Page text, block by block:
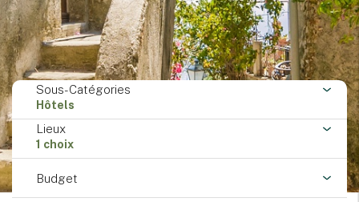
Sous-Catégories
Hôtels
Lieux
1 choix
Budget